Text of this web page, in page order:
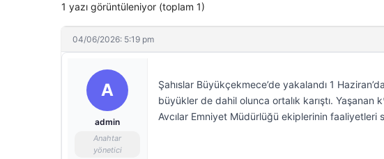
1 yazı görüntüleniyor (toplam 1)
04/06/2026: 5:19 pm
A
admin
Anahtar
yönetici
Şahıslar Büyükçekmece’de yakalandı 1
büyükler de dahil olunca ortalık karıştı.
Avcılar Emniyet Müdürlüğü ekiplerinin faaliyetleri